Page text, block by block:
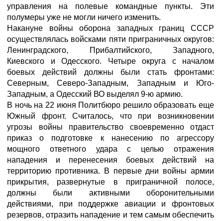
управления на полевые командные пункты. Эти
полумеры уже не могли ничего изменить.
Накануне войны оборона западных границ СССР
осуществлялась войсками пяти приграничных округов:
Ленинградского, Прибалтийского, Западного,
Киевского и Одесского. Четыре округа с началом
боевых действий должны были стать фронтами:
Северным, Северо-Западным, Западным и Юго-
Западным, а Одесский ВО выделял 9-ю армию.
В ночь на 22 июня Политбюро решило образовать еще
Южный фронт. Считалось, что при возникновении
угрозы войны правительство своевременно отдаст
приказ о подготовке к нанесению по агрессору
мощного ответного удара с целью отражения
нападения и перенесения боевых действий на
территорию противника. В первые дни войны армии
прикрытия, развернутые в приграничной полосе,
должны были активными оборонительными
действиями, при поддержке авиации и фронтовых
резервов, отразить нападение и тем самым обеспечить